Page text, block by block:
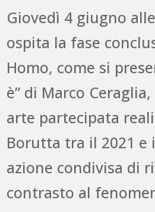
Giovedì 4 giugno
ospita la fase
Homo, come si
è” di Marco
arte partecipata
Borutta tra il 2021 e
azione condivisa di
contrasto al